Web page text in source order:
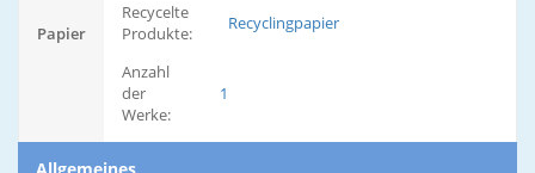
Papier
Recycelte
Produkte:
Recyclingpapier
Anzahl
der
Werke:
1